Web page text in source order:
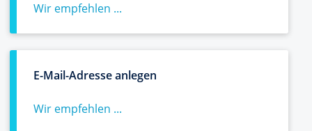
Wir empfehlen ...
E-Mail-Adresse anlegen
Wir empfehlen ...